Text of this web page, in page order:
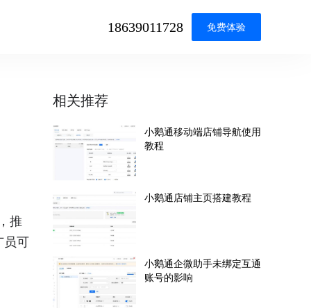
18639011728 免费体验
推
员可
相关推荐
小鹅通移动端店铺导航使用
教程
小鹅通店铺主页搭建教程
小鹅通企微助手未绑定互通
账号的影响